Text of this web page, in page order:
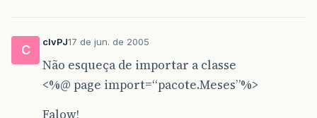
C
clvPJ17 de jun. de 2005
Não esqueça de importar a classe
<%@ page import=“pacote.Meses”%>
Falow!